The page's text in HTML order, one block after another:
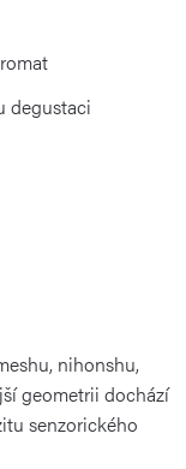
degustaci
nihonshu,
geometrii dochází
senzorického